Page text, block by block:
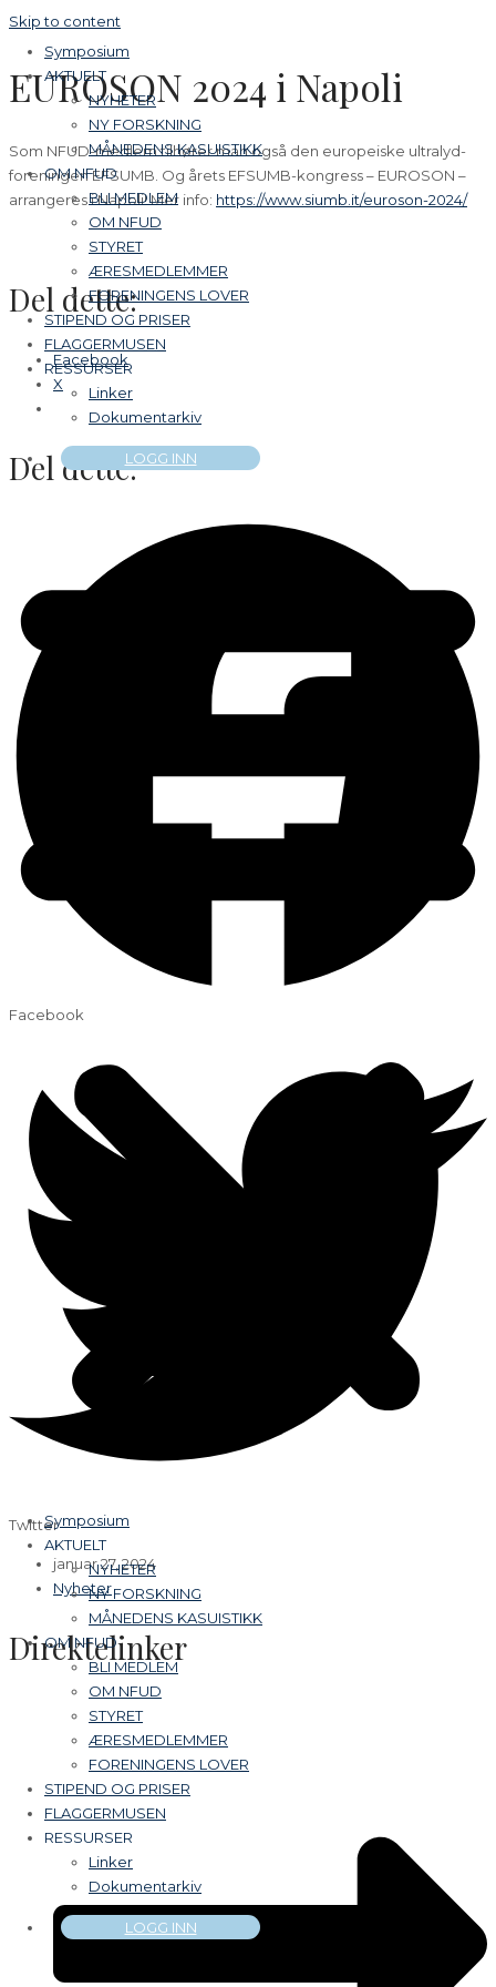
Skip to content
Symposium
AKTUELT
NYHETER
NY FORSKNING
MÅNEDENS KASUISTIKK
OM NFUD
BLI MEDLEM
OM NFUD
STYRET
ÆRESMEDLEMMER
FORENINGENS LOVER
STIPEND OG PRISER
FLAGGERMUSEN
RESSURSER
Linker
Dokumentarkiv
LOGG INN
Symposium
AKTUELT
NYHETER
NY FORSKNING
MÅNEDENS KASUISTIKK
OM NFUD
BLI MEDLEM
OM NFUD
STYRET
ÆRESMEDLEMMER
FORENINGENS LOVER
STIPEND OG PRISER
FLAGGERMUSEN
RESSURSER
Linker
Dokumentarkiv
LOGG INN
EUROSON 2024 i Napoli
Som NFUD-medlem tilhører man også den europeiske ultralyd-
foreningen EFSUMB. Og årets EFSUMB-kongress – EUROSON –
arrangeres i Napoli! Mer info: https://www.siumb.it/euroson-2024/
Del dette:
Facebook
X
Del dette:
Facebook
Twitter
januar 27, 2024
Nyheter
Direktelinker